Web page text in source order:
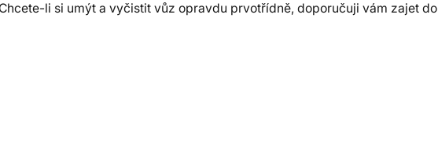
li si umýt a vyčistit vůz opravdu prvotřídně, doporučuji vám zajet do